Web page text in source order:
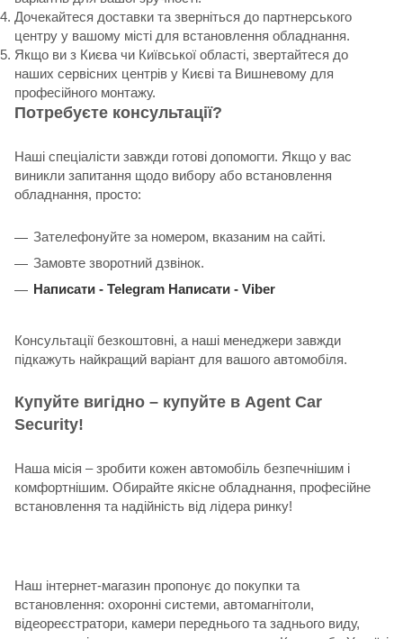
Дочекайтеся доставки та зверніться до партнерського
центру у вашому місті для встановлення обладнання.
Якщо ви з Києва чи Київської області, звертайтеся до
наших сервісних центрів у Києві та Вишневому для
професійного монтажу.
Потребуєте консультації?
Наші спеціалісти завжди готові допомогти. Якщо у вас
виникли запитання щодо вибору або встановлення
обладнання, просто:
Зателефонуйте за номером, вказаним на сайті.
Замовте зворотний дзвінок.
Написати - Telegram Написати - Viber
Консультації безкоштовні, а наші менеджери завжди
підкажуть найкращий варіант для вашого автомобіля.
Купуйте вигідно – купуйте в Agent Car
Security!
Наша місія – зробити кожен автомобіль безпечнішим і
комфортнішим. Обирайте якісне обладнання, професійне
встановлення та надійність від лідера ринку!
Наш інтернет-магазин пропонує до покупки та
встановлення: охоронні системи, автомагнітоли,
відеореєстратори, камери переднього та заднього виду,